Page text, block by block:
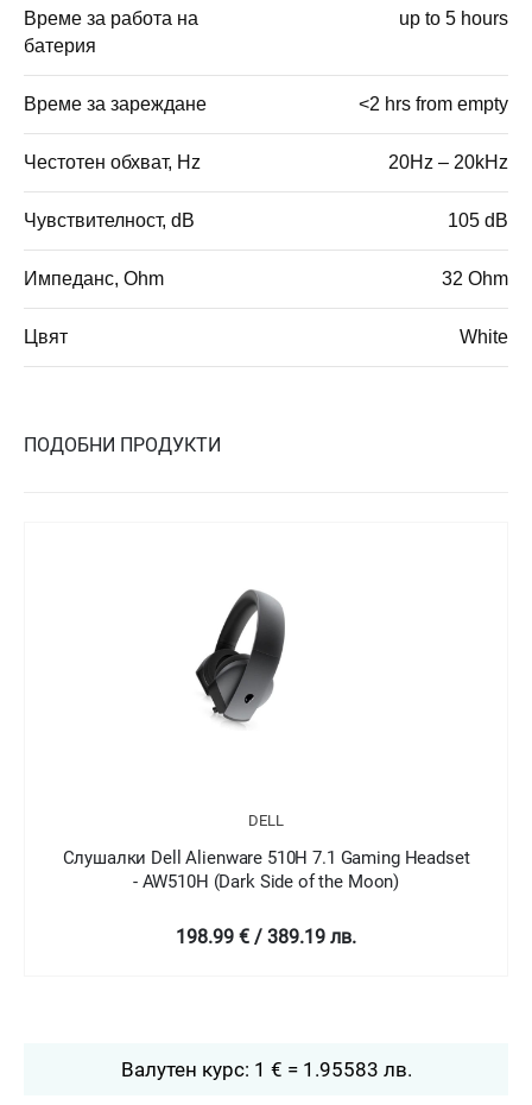
Време за работа на
батерия
up to 5 hours
Време за зареждане <2 hrs from empty
Честотен обхват, Hz 20Hz – 20kHz
Чувствителност, dB 105 dB
Импеданс, Ohm 32 Ohm
Цвят White
ПОДОБНИ ПРОДУКТИ
DELL
Слушалки Dell Alienware 510H 7.1 Gaming Headset
- AW510H (Dark Side of the Moon)
198.99 € / 389.19 лв.
Валутен курс: 1 € = 1.95583 лв.